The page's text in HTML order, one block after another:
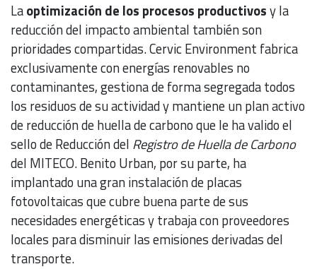
Laoptimización de los procesos productivosy la
reducción del impacto ambiental también son
prioridades compartidas. Cervic Environment fabrica
exclusivamente con energías renovables no
contaminantes, gestiona de forma segregada todos
los residuos de su actividad y mantiene un plan activo
de reducción de huella de carbono que le ha valido el
sello de Reducción del Registro de Huella de Carbono
del MITECO. Benito Urban, por su parte, ha
implantado una gran instalación de placas
fotovoltaicas que cubre buena parte de sus
necesidades energéticas y trabaja con proveedores
locales para disminuir las emisiones derivadas del
transporte.